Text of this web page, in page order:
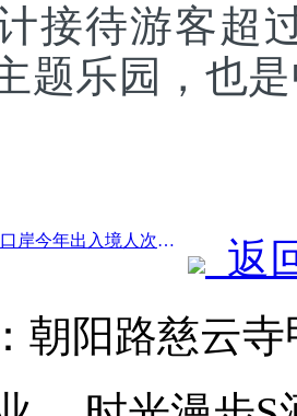
接待游客超
题乐园，也
前一篇：深圳机场口岸今年出入境人次突破300万，创历史同期新高
返
朝阳路慈云